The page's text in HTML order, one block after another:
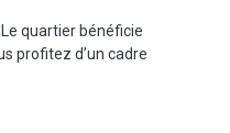
quartier bénéficie
profitez d’un cadre
fermés,